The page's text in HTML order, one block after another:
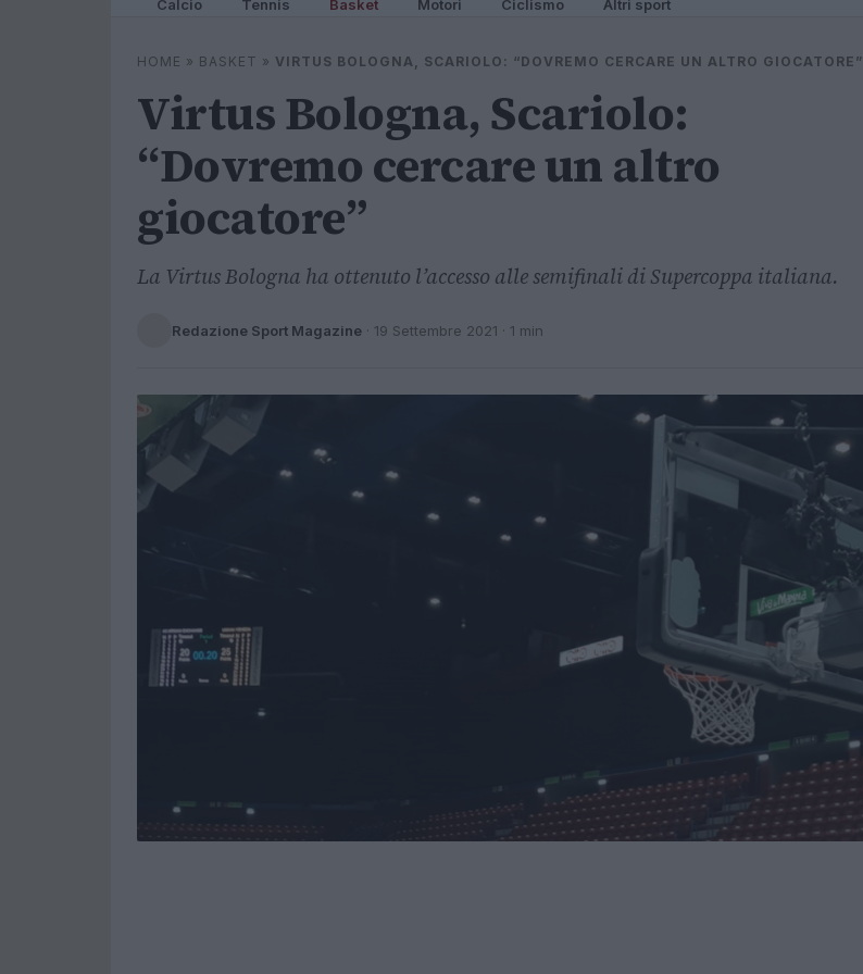
Calcio Tennis Basket Motori Ciclismo Altri sport
HOME » BASKET » VIRTUS BOLOGNA, SCARIOLO: “DOVREMO CERCARE UN ALTRO GIOCATORE”
Virtus Bologna, Scariolo:
“Dovremo cercare un altro
giocatore”
La Virtus Bologna ha ottenuto l’accesso alle semifinali di Supercoppa italiana.
Redazione Sport Magazine · 19 Settembre 2021 · 1 min